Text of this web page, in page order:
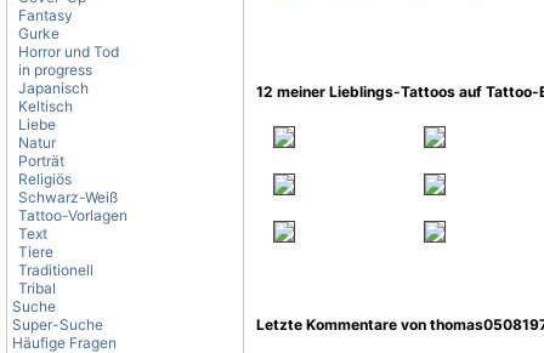
Fantasy
Gurke
Horror und Tod
in progress
Japanisch
Keltisch
Liebe
Natur
Porträt
Religiös
Schwarz-Weiß
Tattoo-Vorlagen
Text
Tiere
Traditionell
Tribal
Suche
Super-Suche
Häufige Fragen
12 meiner Lieblings-Tattoos auf
Letzte Kommentare von